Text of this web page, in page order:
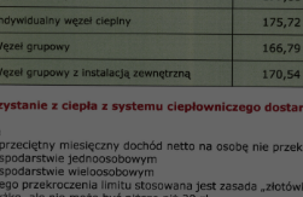
w dniach 4, 11, 18, 25 sierpnia 2015 r.